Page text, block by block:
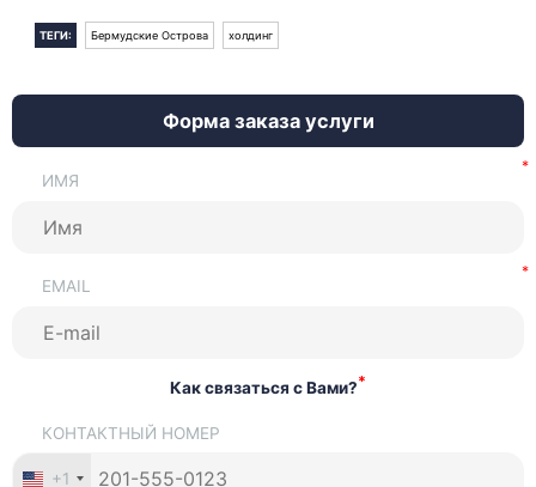
ТЕГИ: Бермудские Острова холдинг
Форма заказа услуги
ИМЯ
EMAIL
Как связаться с Вами?*
КОНТАКТНЫЙ НОМЕР
+1